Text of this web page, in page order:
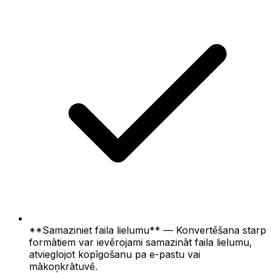
**Samaziniet faila lielumu** — Konvertēšana starp
formātiem var ievērojami samazināt faila lielumu,
atvieglojot kopīgošanu pa e-pastu vai
mākoņkrātuvē.